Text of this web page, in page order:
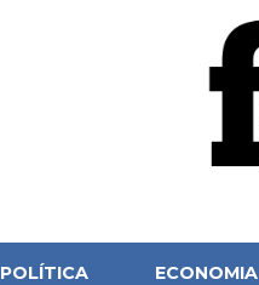
POLÍTICA ECONOMIA